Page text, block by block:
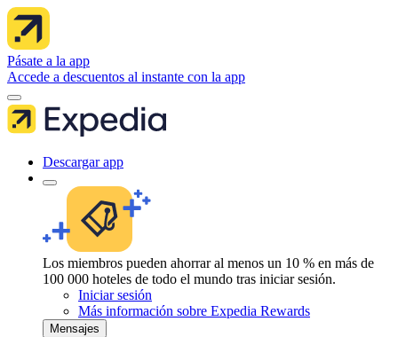
Pásate a la app
Accede a descuentos al instante con la app
Descargar app
Los miembros pueden ahorrar al menos un 10 % en más de
100 000 hoteles de todo el mundo tras iniciar sesión.
Iniciar sesión
Más información sobre Expedia Rewards
Mensajes